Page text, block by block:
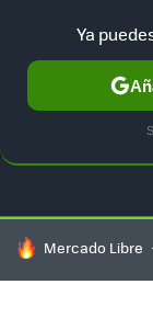
HOY SE HABLA
Mercado Libre
Ya